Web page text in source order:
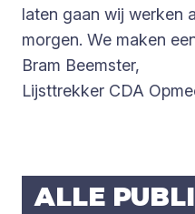
laten gaan wij werken
morgen. We maken
Bram Beemster,
Lijsttrekker CDA
ALLE